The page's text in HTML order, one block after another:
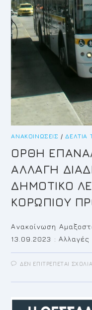
ΑΝΑΚΟΙΝΏΣΕΙΣ /ΔΕΛΤΊΑ
ΟΡΘΗ
ΑΛΛΑΓΗ
ΔΗΜΟΤΙΚΟ
ΚΟΡΩΠΙΟΥ
Ανακοίνωση
13.09.2023 : Αλλαγές
ΔΕΝ ΕΠΙΤΡΈΠΕΤΑΙ